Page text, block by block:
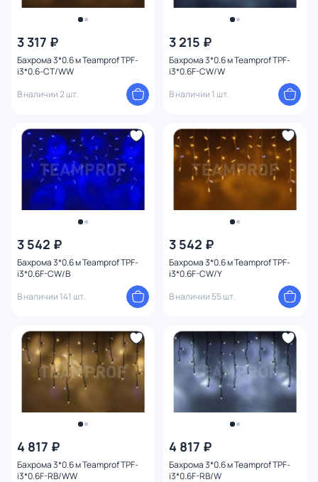
3 317 ₽
Бахрома 3*0.6 м Teamprof TPF-
i3*0.6-CT/WW
В наличии 2 шт.
3 215 ₽
Бахрома 3*0.6 м Teamprof TPF-
i3*0.6F-CW/W
В наличии 1 шт.
3 542 ₽
Бахрома 3*0.6 м Teamprof TPF-
i3*0.6F-CW/B
В наличии 141 шт.
3 542 ₽
Бахрома 3*0.6 м Teamprof TPF-
i3*0.6F-CW/Y
В наличии 55 шт.
4 817 ₽
Бахрома 3*0.6 м Teamprof TPF-
i3*0.6F-RB/WW
4 817 ₽
Бахрома 3*0.6 м Teamprof TPF-
i3*0.6F-RB/W